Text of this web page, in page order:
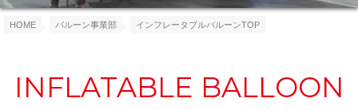
HOME バルーン事業部 インフレータブルバルーンTOP
INFLATABLE BALLOON